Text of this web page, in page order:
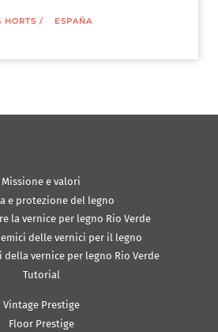
HORTS / ESPAÑA
Missione e valori
e protezione del legno
la vernice per legno Rio Verde
delle vernici per il legno
della vernice per legno Rio Verde
Tutorial
Vintage Prestige
Floor Prestige